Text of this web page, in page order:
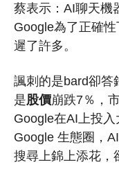
蔡表示：AI聊天機
Google為了正確
遲了許多。
諷刺的是bard卻答
是股價崩跌7％，
Google在AI上投
Google 生態圈，
搜尋上錦上添花，